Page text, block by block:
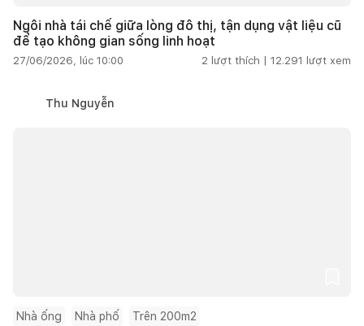
Ngôi nhà tái chế giữa lòng đô thị, tận dụng vật liệu cũ
để tạo không gian sống linh hoạt
27/06/2026, lúc 10:00 2 lượt thích | 12.291 lượt xem
Thu Nguyễn
Nhà ống Nhà phố Trên 200m2